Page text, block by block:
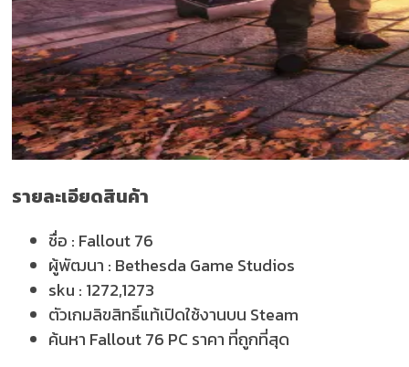
รายละเอียดสินค้า
ชื่อ : Fallout 76
ผู้พัฒนา : Bethesda Game Studios
sku : 1272,1273
ตัวเกมลิขสิทธิ์แท้เปิดใช้งานบน Steam
ค้นหา Fallout 76 PC ราคา ที่ถูกที่สุด